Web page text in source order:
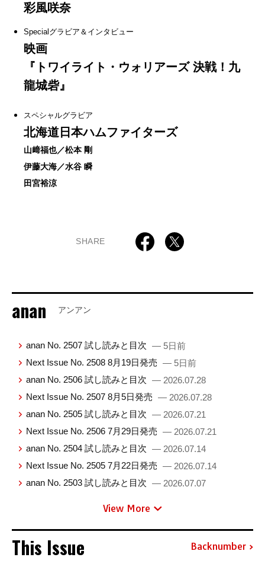
彩風咲奈
Specialグラビア＆インタビュー
映画
『トワイライト・ウォリアーズ 決戦！九
龍城砦』
スペシャルグラビア
北海道日本ハムファイターズ
山﨑福也／松本 剛
伊藤大海／水谷 瞬
田宮裕涼
SHARE
anan アンアン
anan No. 2507 試し読みと目次 — 5日前
Next Issue No. 2508 8月19日発売 — 5日前
anan No. 2506 試し読みと目次 — 2026.07.28
Next Issue No. 2507 8月5日発売 — 2026.07.28
anan No. 2505 試し読みと目次 — 2026.07.21
Next Issue No. 2506 7月29日発売 — 2026.07.21
anan No. 2504 試し読みと目次 — 2026.07.14
Next Issue No. 2505 7月22日発売 — 2026.07.14
anan No. 2503 試し読みと目次 — 2026.07.07
View More
This Issue Backnumber